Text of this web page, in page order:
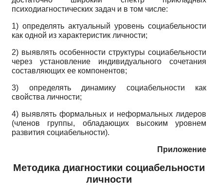
психодиагностических задач и в том числе:
1) определять актуальный уровень социабельности
как одной из характеристик личности;
2) выявлять особенности структуры социабельности
через установление индивидуального сочетания
составляющих ее компонентов;
3) определять динамику социабельности как
свойства личности;
4) выявлять формальных и неформальных лидеров
(членов группы, обладающих высоким уровнем
развития социабельности).
Приложение
Методика диагностики социабельности
личности